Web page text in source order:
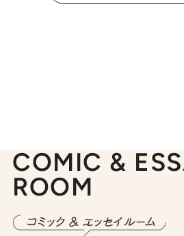
COMIC &
ROOM